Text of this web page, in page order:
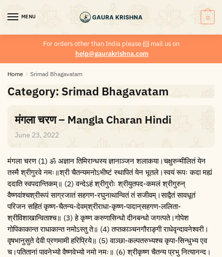
MENU 0
For orders other than India please📨 mail us on
help@gaurakrishna.com
Home / Srimad Bhagavatam
Category: Srimad Bhagavatam
मंगला चरण – Mangla Charan Hindi
June 23, 2022
मंगला चरण (1) ॐ अज्ञान तिमिरान्धस्य ज्ञानाञ्जन शलाकया।चक्षुरुन्मीलितं येन
तस्मै श्रीगुरवे नमः॥श्री चैतन्यमनोऽभीष्टं स्थापितं येन भूतले।स्वयं रूपः कदा मह्यं
ददाति स्वपदान्तिकम्॥ (2) वन्देऽहं श्रीगुरोः श्रीयुतपद-कमलं श्रीगुरुन्‌
वैष्णवांश्चश्रीरूपं साग्रजातं सहगण-रघुनाथान्वितं तं सजीवम्।साद्वैतं सावधूतं
परिजन सहितं कृष्ण-चैतन्य-देवम्‌श्रीराधा-कृष्ण-पादान्‌सहगण-ललिता-
श्रीविशाखान्विताश्च॥ (3) हे कृष्ण करुणासिन्धो दीनबन्धो जगत्पते।गोपेश
गोपिकाकान्त राधाकान्त नमोऽस्तु ते॥ (4) तप्तकाञ्चनगौराङ्गी राधेवृन्दावनेश्वरी।
वृषभानुसुते देवी प्रणमामी हरिप्रिये॥ (5) वाञ्छा-कल्पतरुभ्यश्च कृपा-सिन्धुभ्य एव
च।पतितानां पावनेभ्यो वैष्णवेभ्यो नमो नमः॥ (6) श्रीकृष्ण चैतन्य प्रभु नित्यानन्द।